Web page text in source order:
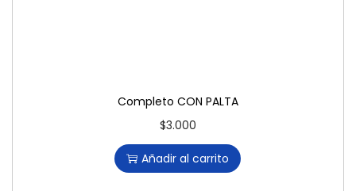
Completo CON PALTA
$3.000
Añadir al carrito